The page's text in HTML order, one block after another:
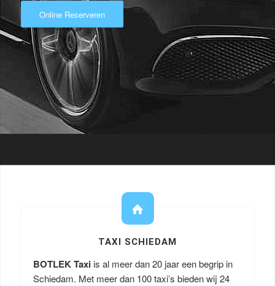
Online Reserveren
TAXI SCHIEDAM
BOTLEK Taxi is al meer dan 20 jaar een begrip in
Schiedam. Met meer dan 100 taxi’s bieden wij 24